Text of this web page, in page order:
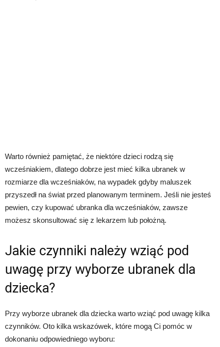
Warto również pamiętać, że niektóre dzieci rodzą się
wcześniakiem, dlatego dobrze jest mieć kilka ubranek w
rozmiarze dla wcześniaków, na wypadek gdyby maluszek
przyszedł na świat przed planowanym terminem. Jeśli nie jesteś
pewien, czy kupować ubranka dla wcześniaków, zawsze
możesz skonsultować się z lekarzem lub położną.
Jakie czynniki należy wziąć pod
uwagę przy wyborze ubranek dla
dziecka?
Przy wyborze ubranek dla dziecka warto wziąć pod uwagę kilka
czynników. Oto kilka wskazówek, które mogą Ci pomóc w
dokonaniu odpowiedniego wyboru: